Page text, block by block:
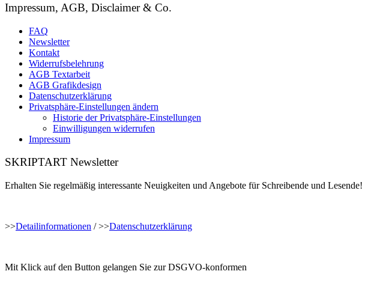
Impressum, AGB, Disclaimer & Co.
FAQ
Newsletter
Kontakt
Widerrufsbelehrung
AGB Textarbeit
AGB Grafikdesign
Datenschutzerklärung
Privatsphäre-Einstellungen ändern
Historie der Privatsphäre-Einstellungen
Einwilligungen widerrufen
Impressum
SKRIPTART Newsletter
Erhalten Sie regelmäßig interessante Neuigkeiten und Angebote für Schreibende und Lesende!
>>Detailinformationen / >>Datenschutzerklärung
Mit Klick auf den Button gelangen Sie zur DSGVO-konformen